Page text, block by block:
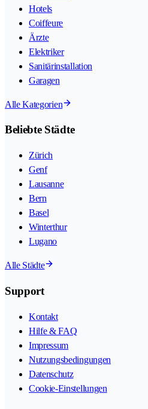
Hotels
Coiffeure
Ärzte
Elektriker
Sanitärinstallation
Garagen
Alle Kategorien
Beliebte Städte
Zürich
Genf
Lausanne
Bern
Basel
Winterthur
Lugano
Alle Städte
Support
Kontakt
Hilfe & FAQ
Impressum
Nutzungsbedingungen
Datenschutz
Cookie-Einstellungen